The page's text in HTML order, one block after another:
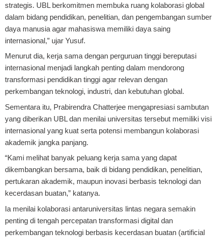
strategis. UBL berkomitmen membuka ruang kolaborasi global
dalam bidang pendidikan, penelitian, dan pengembangan sumber
daya manusia agar mahasiswa memiliki daya saing
internasional,” ujar Yusuf.
Menurut dia, kerja sama dengan perguruan tinggi bereputasi
internasional menjadi langkah penting dalam mendorong
transformasi pendidikan tinggi agar relevan dengan
perkembangan teknologi, industri, dan kebutuhan global.
Sementara itu, Prabirendra Chatterjee mengapresiasi sambutan
yang diberikan UBL dan menilai universitas tersebut memiliki visi
internasional yang kuat serta potensi membangun kolaborasi
akademik jangka panjang.
“Kami melihat banyak peluang kerja sama yang dapat
dikembangkan bersama, baik di bidang pendidikan, penelitian,
pertukaran akademik, maupun inovasi berbasis teknologi dan
kecerdasan buatan,” katanya.
Ia menilai kolaborasi antaruniversitas lintas negara semakin
penting di tengah percepatan transformasi digital dan
perkembangan teknologi berbasis kecerdasan buatan (artificial